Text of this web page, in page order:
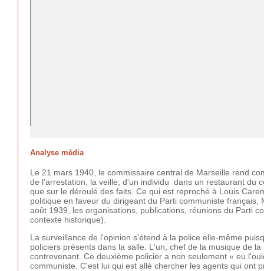
Analyse média
Le 21 mars 1940, le commissaire central de Marseille rend
de l'arrestation, la veille, d'un individu dans un restaurant du
que sur le déroulé des faits. Ce qui est reproché à Louis
politique en faveur du dirigeant du Parti communiste
août 1939, les organisations, publications, réunions du Parti
contexte historique).
La surveillance de l'opinion s'étend à la police elle-même
policiers présents dans la salle. L'un, chef de la musique de
contrevenant. Ce deuxième policier a non seulement « eu
communiste. C'est lui qui est allé chercher les agents qui ont